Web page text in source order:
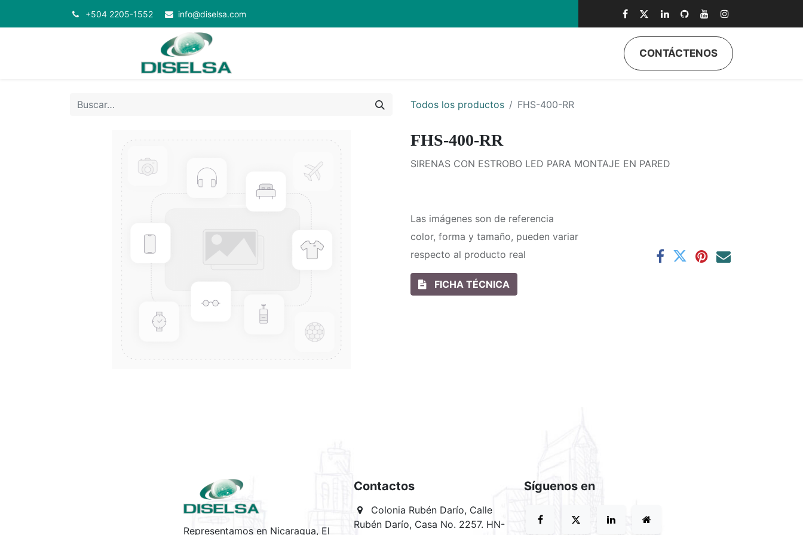
+504 2205-1552 info@diselsa.com
Quiénes Somos Eventos Soporte
CONTÁCTENOS
Todos los productos FHS-400-RR
FHS-400-RR
SIRENAS CON ESTROBO LED PARA MONTAJE EN PARED
Las imágenes son de referencia
color, forma y tamaño, pueden variar
respecto al producto real
FICHA TÉCNICA
Representamos en Nicaragua, El
Contactos
Colonia Rubén Darío, Calle
Rubén Darío, Casa No. 2257. HN-
Síguenos en